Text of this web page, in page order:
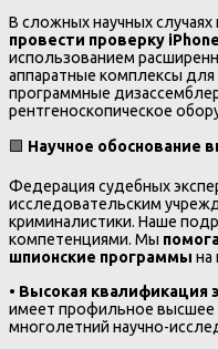
В сложных научных
провести проверку
использованием
аппаратные комплексы для
программные
рентгеноскопическое
🟩 Научное обоснование
Федерация судебных
исследовательским
криминалистики. Наше
компетенциями. Мы
шпионские программы на
• Высокая квалификация
имеет профильное высшее
многолетний научно-